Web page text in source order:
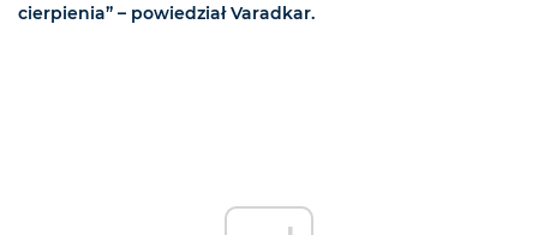
cierpienia” – powiedział Varadkar.